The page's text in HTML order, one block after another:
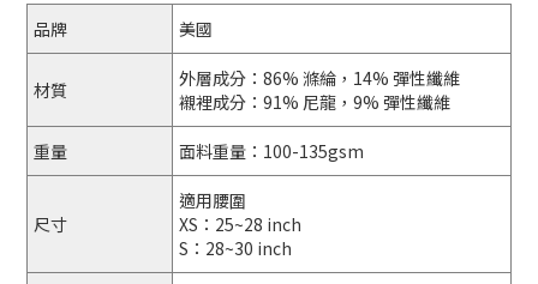
品牌 美國
材質
外層成分：86% 滌綸，14% 彈性纖維
襯裡成分：91% 尼龍，9% 彈性纖維
重量 面料重量：100-135gsm
尺寸
適用腰圍
XS：25~28 inch
S：28~30 inch